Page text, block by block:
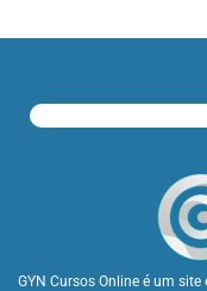
GYN Cursos Online é um